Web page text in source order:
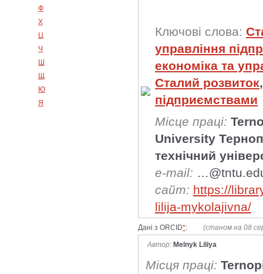
Ф
Х
Ц
Ч
Ш
Щ
Ю
Я
Ключові слова:
управління
економіка та
Сталий розвиток
підприємствами
Місце праці:
University
технічний
e-mail:
сайт: https://
lilija-mykolajivna/
Дані з ORCID*: (станом на 08
Автор: Melnyk Liliya
Місця праці: